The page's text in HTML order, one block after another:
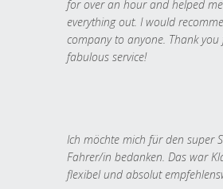
for over an hour and helped
everything out. I would
company to anyone. Thank you
fabulous service!
Ich möchte mich für den super
Fahrer/in bedanken. Das war
flexibel und absolut